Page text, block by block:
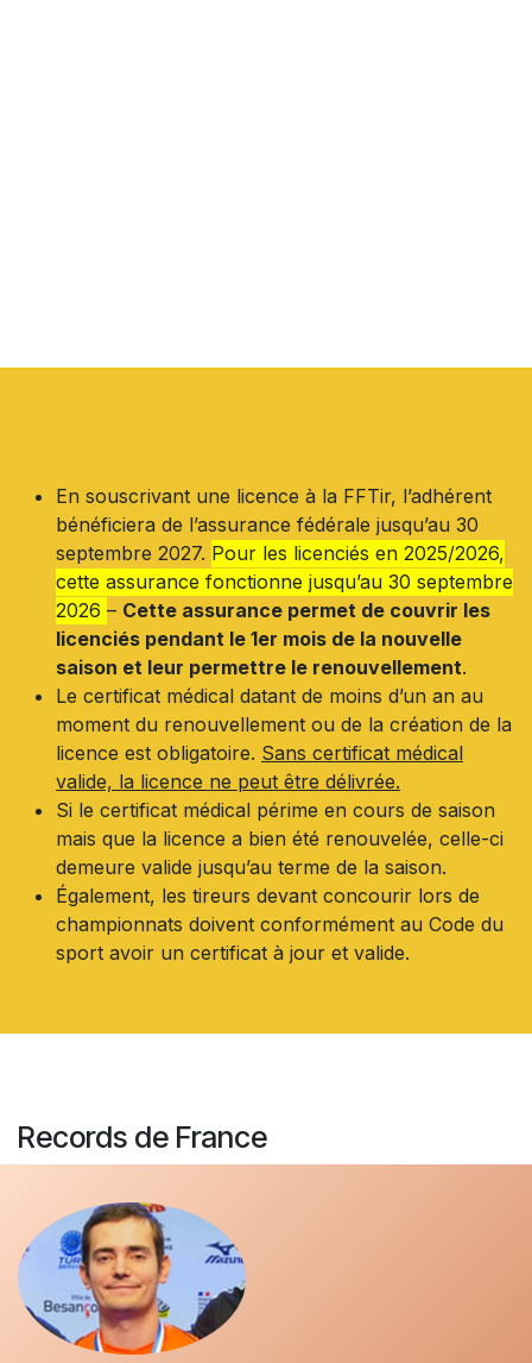
En souscrivant une licence à la FFTir, l’adhérent
bénéficiera de l’assurance fédérale jusqu’au 30
septembre 2027. Pour les licenciés en 2025/2026,
cette assurance fonctionne jusqu’au 30 septembre
2026 – Cette assurance permet de couvrir les
licenciés pendant le 1er mois de la nouvelle
saison et leur permettre le renouvellement.
Le certificat médical datant de moins d’un an au
moment du renouvellement ou de la création de la
licence est obligatoire. Sans certificat médical
valide, la licence ne peut être délivrée.
Si le certificat médical périme en cours de saison
mais que la licence a bien été renouvelée, celle-ci
demeure valide jusqu’au terme de la saison.
Également, les tireurs devant concourir lors de
championnats doivent conformément au Code du
sport avoir un certificat à jour et valide.
Records de France